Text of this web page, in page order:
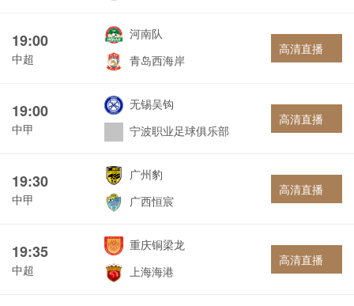
19:00
中超
河南队
青岛西海岸
高清直播
19:00
中甲
无锡吴钩
宁波职业足球俱乐部
高清直播
19:30
中甲
广州豹
广西恒宸
高清直播
19:35
中超
重庆铜梁龙
上海海港
高清直播